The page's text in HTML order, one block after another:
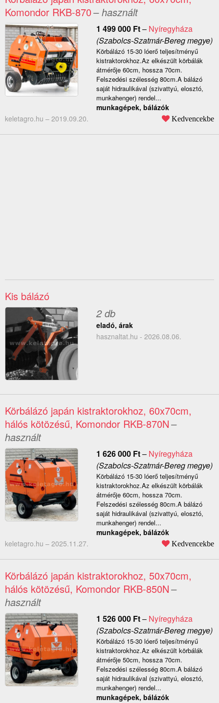
Komondor RKB-870– használt
1 499 000 Ft– Nyíregyháza
(Szabolcs-Szatmár-Bereg megye)
Körbálázó 15-30 lóerő teljesítményű
kistraktorokhoz.Az elkészült körbálák
átmérője 60cm, hossza 70cm.
Felszedési szélesség 80cm.A bálázó
saját hidraulikával (szivattyú, elosztó,
munkahenger) rendel...
munkagépek, bálázók
keletagro.hu – 2019.09.20. Kedvencekbe
Kis bálázó
2 db
eladó, árak
hasznaltat.hu - 2026.08.06.
Körbálázó japán kistraktorokhoz, 60x70cm,
hálós kötözésű, Komondor RKB-870N–
használt
1 626 000 Ft– Nyíregyháza
(Szabolcs-Szatmár-Bereg megye)
Körbálázó 15-30 lóerő teljesítményű
kistraktorokhoz.Az elkészült körbálák
átmérője 60cm, hossza 70cm.
Felszedési szélesség 80cm.A bálázó
saját hidraulikával (szivattyú, elosztó,
munkahenger) rendel...
munkagépek, bálázók
keletagro.hu – 2025.11.27. Kedvencekbe
Körbálázó japán kistraktorokhoz, 50x70cm,
hálós kötözésű, Komondor RKB-850N–
használt
1 526 000 Ft– Nyíregyháza
(Szabolcs-Szatmár-Bereg megye)
Körbálázó 15-30 lóerő teljesítményű
kistraktorokhoz.Az elkészült körbálák
átmérője 50cm, hossza 70cm.
Felszedési szélesség 80cm.A bálázó
saját hidraulikával (szivattyú, elosztó,
munkahenger) rendel...
munkagépek, bálázók